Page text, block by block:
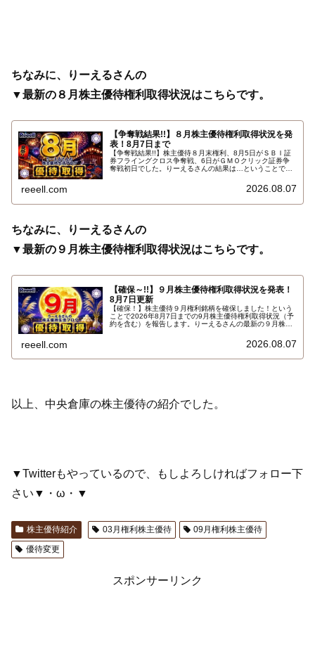
ちなみに、りーえるさんの
▼最新の８月株主優待権利取得状況はこちらです。
【争奪戦結果!!】８月株主優待権利取得状況を発
表！8月7日まで
【争奪戦結果!!】株主優待８月末権利、8月5日がＳＢＩ証
券フライングクロス争奪戦、6日がＧＭＯクリック証券争
奪戦初日でした。りーえるさんの結果は…ということで、
含む）を報告します。最新の取得状況はこちらです…
reeell.com 2026.08.07
ちなみに、りーえるさんの
▼最新の９月株主優待権利取得状況はこちらです。
【確保～!!】９月株主優待権利取得状況を発表！
8月7日更新
【確保！】株主優待９月権利銘柄を確保しました！という
ことで2026年8月7日までの9月株主優待権利取得状況（予
約を含む）を報告します。りーえるさんの最新の９月株主
reeell.com 2026.08.07
以上、中央倉庫の株主優待の紹介でした。
▼Twitterもやっているので、もしよろしければフォロー下
さい▼・ω・▼
株主優待紹介 03月権利株主優待
09月権利株主優待
優待変更
スポンサーリンク